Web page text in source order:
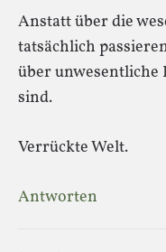
Anstatt über die
tatsächlich
über unwesentliche
sind.
Verrückte Welt.
Antworten